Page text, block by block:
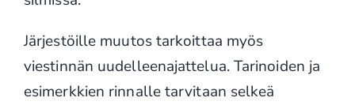
Järjestöille muutos tarkoittaa myös
viestinnän uudelleenajattelua. Tarinoiden ja
esimerkkien rinnalle tarvitaan selkeä